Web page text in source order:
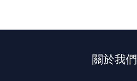
關於我們